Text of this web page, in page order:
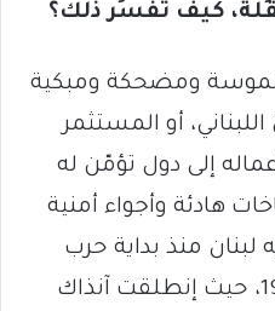
كيف تفسِّر ذلك؟
ومضحكة ومبكية
أو المستثمر
إلى دول تؤمّن له
هادئة وأجواء أمنية
منذ بداية حرب
السنتين، أي في العام 1975، حيث إنطلقت آنذاك